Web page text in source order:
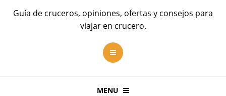
Guía de cruceros, opiniones, ofertas y consejos para
viajar en crucero.
MENU